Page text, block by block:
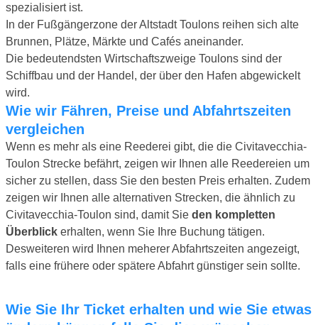
spezialisiert ist.
In der Fußgängerzone der Altstadt Toulons reihen sich alte
Brunnen, Plätze, Märkte und Cafés aneinander.
Die bedeutendsten Wirtschaftszweige Toulons sind der
Schiffbau und der Handel, der über den Hafen abgewickelt
wird.
Wie wir Fähren, Preise und Abfahrtszeiten
vergleichen
Wenn es mehr als eine Reederei gibt, die die Civitavecchia-
Toulon Strecke befährt, zeigen wir Ihnen alle Reedereien um
sicher zu stellen, dass Sie den besten Preis erhalten. Zudem
zeigen wir Ihnen alle alternativen Strecken, die ähnlich zu
Civitavecchia-Toulon sind, damit Sie den kompletten
Überblick erhalten, wenn Sie Ihre Buchung tätigen.
Desweiteren wird Ihnen meherer Abfahrtszeiten angezeigt,
falls eine frühere oder spätere Abfahrt günstiger sein sollte.
Wie Sie Ihr Ticket erhalten und wie Sie etwas